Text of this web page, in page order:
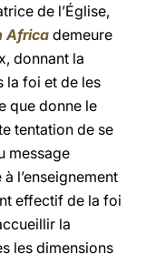
de l’Église,
Africa demeure
donnant la
la foi et de les
que donne le
tentation de se
message
l’enseignement
effectif de la foi
la
les dimensions